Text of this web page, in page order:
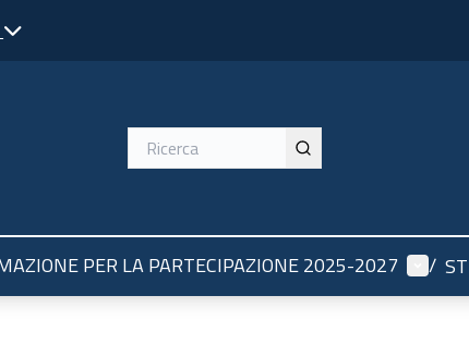
PER LA PARTECIPAZIONE 2025-2027 Menù
/